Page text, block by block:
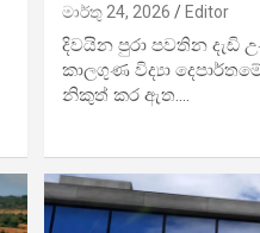
මාර්තු 24, 2026 Editor
දිවයින පුරා පවතින
කාලගුණ විද්‍යා
නිකුත් කර ඇත.…